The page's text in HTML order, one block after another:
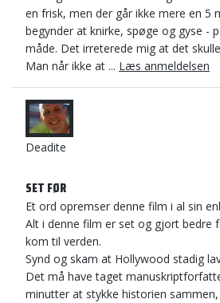
en frisk, men der går ikke mere en 5
begynder at knirke, spøge og gyse -
måde. Det irreterede mig at det
Man når ikke at ... Læs anmeldelsen
Deadite
SET FØR
Et ord opremser denne film i al sin
Alt i denne film er set og gjort
kom til verden.
Synd og skam at Hollywood stadig
Det må have taget
minutter at stykke historien